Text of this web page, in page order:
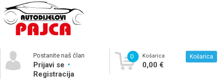
Postanite naš član
Prijavi se
Registracija
0 Košarica
0,00 €
Košarica